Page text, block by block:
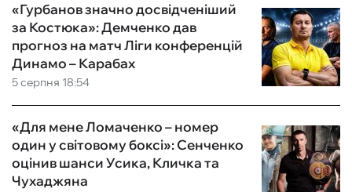
5 серпня 18:54
«Гурбанов значно досвідченіший
за Костюка»: Демченко дав
прогноз на матч Ліги конференцій
Динамо – Карабах
«Для мене Ломаченко – номер
один у світовому боксі»: Сенченко
оцінив шанси Усика, Кличка та
Чухаджяна